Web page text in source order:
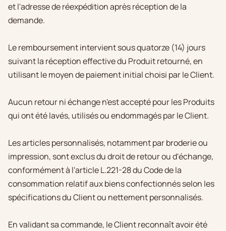
et l'adresse de réexpédition après réception de la
demande.
Le remboursement intervient sous quatorze (14) jours
suivant la réception effective du Produit retourné, en
utilisant le moyen de paiement initial choisi par le Client.
Aucun retour ni échange n'est accepté pour les Produits
qui ont été lavés, utilisés ou endommagés par le Client.
Les articles personnalisés, notamment par broderie ou
impression, sont exclus du droit de retour ou d'échange,
conformément à l'article L.221-28 du Code de la
consommation relatif aux biens confectionnés selon les
spécifications du Client ou nettement personnalisés.
En validant sa commande, le Client reconnaît avoir été